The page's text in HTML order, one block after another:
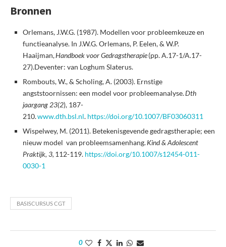
Bronnen
Orlemans, J.W.G. (1987). Modellen voor probleemkeuze en
functieanalyse. In J.W.G. Orlemans, P. Eelen, & W.P.
Haaijman,Handboek voor Gedragstherapie(pp. A.17-1/A.17-
27).Deventer: van Loghum Slaterus.
Rombouts, W., & Scholing, A. (2003). Ernstige
angststoornissen: een model voor probleemanalyse.Dth
jaargang 23(2), 187-
210.www.dth.bsl.nl. https://doi.org/10.1007/BF03060311
Wispelwey, M. (2011). Betekenisgevende gedragstherapie; een
nieuw model van probleemsamenhang.Kind & Adolescent
Praktijk, 3, 112-119. https://doi.org/10.1007/s12454-011-
0030-1
BASISCURSUS CGT
0